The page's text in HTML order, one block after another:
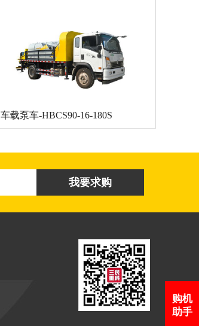
车载泵车-HBCS90-16-180S
购机
助手